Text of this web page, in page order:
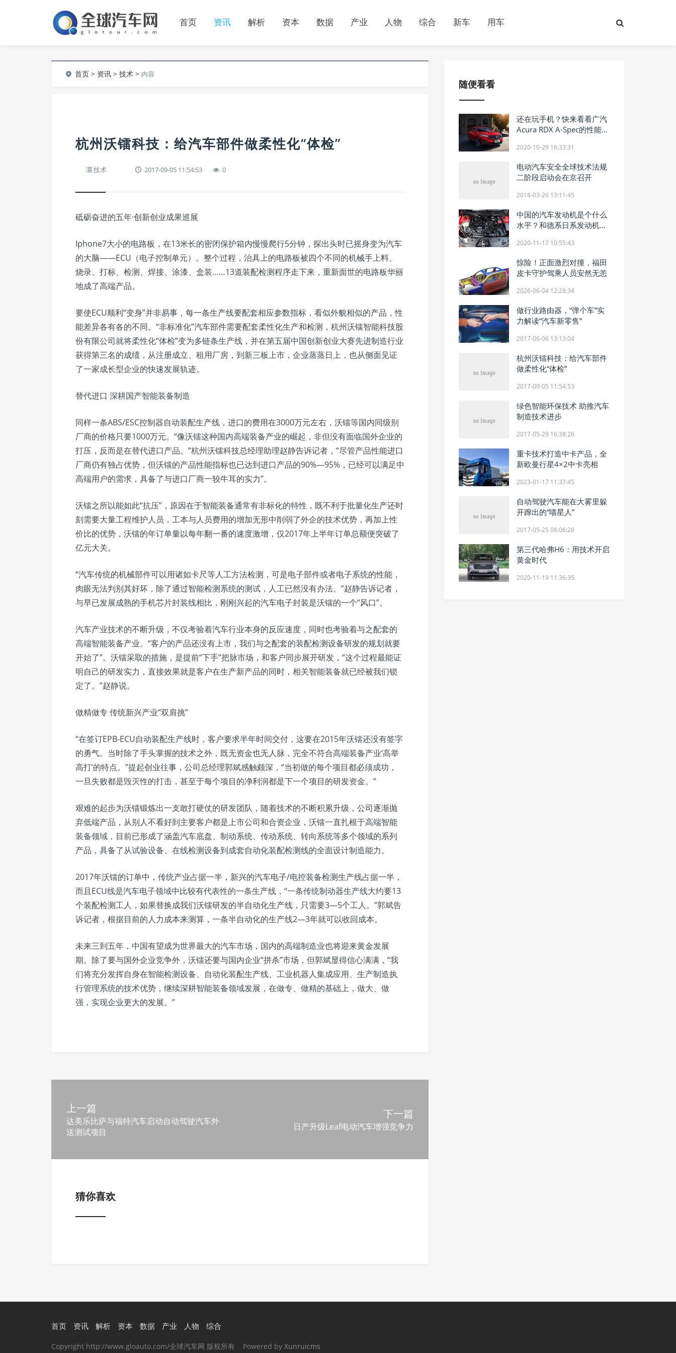
首页 资讯 解析 资本 数据 产业 人物 综合 新车 用车
首页 > 资讯 >技术 > 内容
杭州沃镭科技：给汽车部件做柔性化“体检”
技术 2017-09-05 11:54:53 0
砥砺奋进的五年·创新创业成果巡展
Iphone7大小的电路板，在13米长的密闭保护箱内慢慢爬行5分钟，探出头时已摇身变为汽车
的大脑——ECU（电子控制单元）。整个过程，治具上的电路板被四个不同的机械手上料、
烧录、打标、检测、焊接、涂漆、盒装……13道装配检测程序走下来，重新面世的电路板华丽
地成了高端产品。
要使ECU顺利“变身”并非易事，每一条生产线要配套相应参数指标，看似外貌相似的产品，性
能差异各有各的不同。“非标准化”汽车部件需要配套柔性化生产和检测，杭州沃镭智能科技股
份有限公司就将柔性化“体检”变为多链条生产线，并在第五届中国创新创业大赛先进制造行业
获得第三名的成绩，从注册成立、租用厂房，到新三板上市，企业蒸蒸日上，也从侧面见证
了一家成长型企业的快速发展轨迹。
替代进口 深耕国产智能装备制造
同样一条ABS/ESC控制器自动装配生产线，进口的费用在3000万元左右，沃镭等国内同级别
厂商的价格只要1000万元。“像沃镭这种国内高端装备产业的崛起，非但没有面临国外企业的
打压，反而是在替代进口产品。”杭州沃镭科技总经理助理赵静告诉记者，“尽管产品性能进口
厂商仍有独占优势，但沃镭的产品性能指标也已达到进口产品的90%—95%，已经可以满足中
高端用户的需求，具备了与进口厂商一较牛耳的实力”。
沃镭之所以能如此“抗压”，原因在于智能装备通常有非标化的特性，既不利于批量化生产还时
刻需要大量工程维护人员，工本与人员费用的增加无形中削弱了外企的技术优势，再加上性
价比的优势，沃镭的年订单量以每年翻一番的速度激增，仅2017年上半年订单总额便突破了
亿元大关。
“汽车传统的机械部件可以用诸如卡尺等人工方法检测，可是电子部件或者电子系统的性能，
肉眼无法判别其好坏，除了通过智能检测系统的测试，人工已然没有办法。”赵静告诉记者，
与早已发展成熟的手机芯片封装线相比，刚刚兴起的汽车电子封装是沃镭的一个“风口”。
汽车产业技术的不断升级，不仅考验着汽车行业本身的反应速度，同时也考验着与之配套的
高端智能装备产业。“客户的产品还没有上市，我们与之配套的装配检测设备研发的规划就要
开始了”。沃镭采取的措施，是提前“下手”把脉市场，和客户同步展开研发，“这个过程最能证
明自己的研发实力，直接效果就是客户在生产新产品的同时，相关智能装备就已经被我们锁
定了。”赵静说。
做精做专 传统新兴产业“双肩挑”
“在签订EPB-ECU自动装配生产线时，客户要求半年时间交付，这要在2015年沃镭还没有签字
的勇气。当时除了手头掌握的技术之外，既无资金也无人脉，完全不符合高端装备产业‘高举
高打’的特点。”提起创业往事，公司总经理郭斌感触颇深，“当初做的每个项目都必须成功，
一旦失败都是毁灭性的打击，甚至于每个项目的净利润都是下一个项目的研发资金。”
艰难的起步为沃镭锻炼出一支敢打硬仗的研发团队，随着技术的不断积累升级，公司逐渐抛
弃低端产品，从别人不看好到主要客户都是上市公司和合资企业，沃镭一直扎根于高端智能
装备领域，目前已形成了涵盖汽车底盘、制动系统、传动系统、转向系统等多个领域的系列
产品，具备了从试验设备、在线检测设备到成套自动化装配检测线的全面设计制造能力。
2017年沃镭的订单中，传统产业占据一半，新兴的汽车电子/电控装备检测生产线占据一半，
而且ECU线是汽车电子领域中比较有代表性的一条生产线，“一条传统制动器生产线大约要13
个装配检测工人，如果替换成我们沃镭研发的半自动化生产线，只需要3—5个工人。”郭斌告
诉记者，根据目前的人力成本来测算，一条半自动化的生产线2—3年就可以收回成本。
未来三到五年，中国有望成为世界最大的汽车市场，国内的高端制造业也将迎来黄金发展
期。除了要与国外企业竞争外，沃镭还要与国内企业“拼杀”市场，但郭斌显得信心满满，“我
们将充分发挥自身在智能检测设备、自动化装配生产线、工业机器人集成应用、生产制造执
行管理系统的技术优势，继续深耕智能装备领域发展，在做专、做精的基础上，做大、做
强，实现企业更大的发展。”
上一篇
达美乐比萨与福特汽车启动自动驾驶汽车外
送测试项目
下一篇
日产升级Leaf电动汽车增强竞争力
猜你喜欢
随便看看
还在玩手机？快来看看广汽
Acura RDX A-Spec的性能黑
2020-10-29 16:33:31
电动汽车安全全球技术法规
二阶段启动会在京召开
2018-03-26 13:11:45
中国的汽车发动机是个什么
水平？和德系日系发动机差
2020-11-17 10:55:43
惊险！正面激烈对撞，福田
皮卡守护驾乘人员安然无恙
2026-06-04 12:28:34
做行业路由器，“弹个车”实
力解读“汽车新零售”
2017-06-06 13:13:04
杭州沃镭科技：给汽车部件
做柔性化“体检”
2017-09-05 11:54:53
绿色智能环保技术 助推汽车
制造技术进步
2017-05-29 16:38:26
重卡技术打造中卡产品，全
新欧曼行星4×2中卡亮相
2023-01-17 11:37:45
自动驾驶汽车能在大雾里躲
开蹿出的“喵星人”
2017-05-25 08:06:28
第三代哈弗H6：用技术开启
黄金时代
2020-11-19 11:36:35
首页 资讯 解析 资本 数据 产业 人物 综合
Copyright http://www.gloauto.com/全球汽车网 版权所有 Powered by Xunruicms